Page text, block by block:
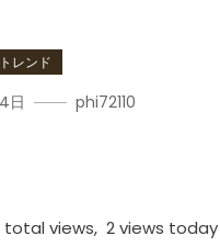
レンド
日 phi72110
total views, 2 views today